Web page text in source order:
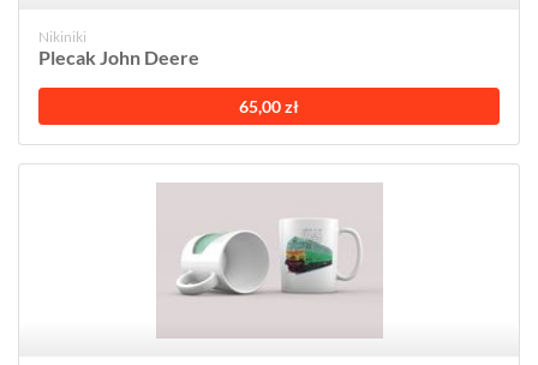
Nikiniki
Plecak John Deere
65,00 zł